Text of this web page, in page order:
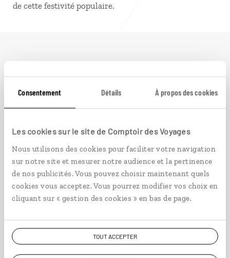
Consentement Détails À propos des cookies
Les cookies sur le site de Comptoir des Voyages
Nous utilisons des cookies pour faciliter votre navigation
sur notre site et mesurer notre audience et la pertinence
de nos publicités. Vous pouvez choisir maintenant quels
cookies vous acceptez. Vous pourrez modifier vos choix en
cliquant sur « gestion des cookies » en bas de page.
TOUT ACCEPTER
de cette festivité populaire.
Idées de voyage au
Portugal
Portugal